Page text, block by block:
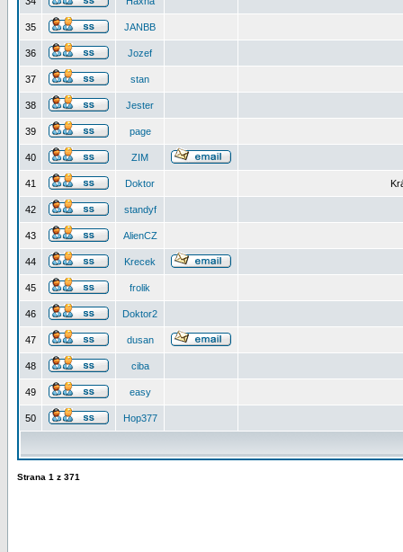
35 JANBB
36 Jozef
37 stan
38 Jester
39 page
40 ZIM
41 Doktor
42 standyf
43 AlienCZ
44 Krecek
45 frolik
46 Doktor2
47 dusan
48 ciba
49 easy
50 Hop377
Strana 1 z 371